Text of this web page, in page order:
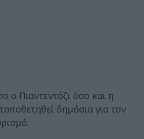
ο Πιαντεντόζι όσο και η
δημόσια για τον